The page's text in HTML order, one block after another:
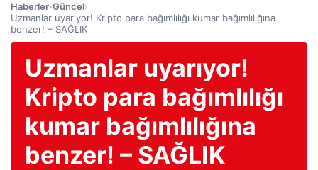
Haberler›Güncel›
Uzmanlar uyarıyor! Kripto para bağımlılığı kumar bağımlılığına
benzer! – SAĞLIK
Uzmanlar uyarıyor!
Kripto para bağımlılığı
kumar bağımlılığına
benzer! – SAĞLIK